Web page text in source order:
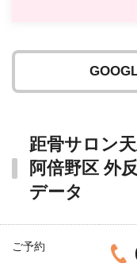
距骨サロン
阿倍野区 外
データ
ご予約